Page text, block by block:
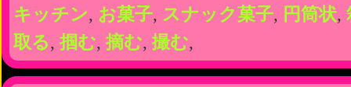
キッチン, お菓子, スナック菓子, 円筒状,
取る, 掴む, 摘む, 撮む,